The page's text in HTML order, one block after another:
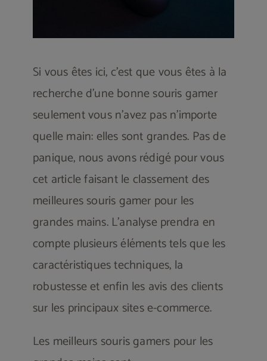
Contactez-nous
Si vous êtes ici, c’est que vous êtes à la
recherche d’une bonne souris gamer
seulement vous n’avez pas n’importe
quelle main: elles sont grandes. Pas de
panique, nous avons rédigé pour vous
cet article faisant le classement des
meilleures souris gamer pour les
grandes mains. L’analyse prendra en
compte plusieurs éléments tels que les
caractéristiques techniques, la
robustesse et enfin les avis des clients
sur les principaux sites e-commerce.
Les meilleurs souris gamers pour les